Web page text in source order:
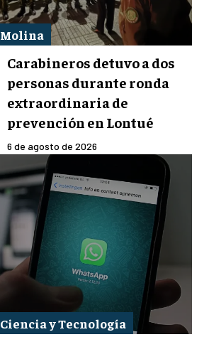
Molina
Carabineros detuvo a dos
personas durante ronda
extraordinaria de
prevención en Lontué
6 de agosto de 2026
Ciencia y Tecnología